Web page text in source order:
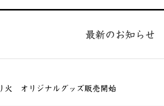
最新のお知らせ
オリジナルグッズ販売開始